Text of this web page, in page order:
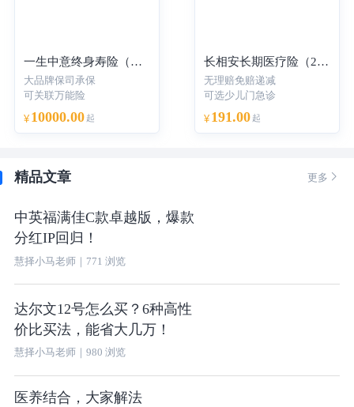
一生中意终身寿险（分红型）-年交
大品牌保司承保
可关联万能险
¥ 10000.00 起
长相安长期医疗险（20年保证续保）—个人版
无理赔免赔递减
可选少儿门急诊
¥ 191.00 起
精品文章 更多 
中英福满佳C款卓越版，爆款
分红IP回归！
慧择小马老师｜ 771 浏览
达尔文12号怎么买？6种高性
价比买法，能省大几万！
慧择小马老师｜ 980 浏览
医养结合，大家解法